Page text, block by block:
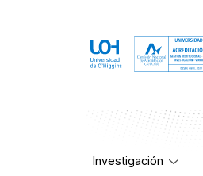
Investigación